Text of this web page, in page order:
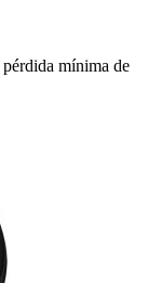
mínima de